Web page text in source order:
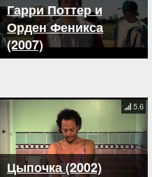
Гарри Поттер и
Орден Феникса
(2007)
Цыпочка (2002)
5.6